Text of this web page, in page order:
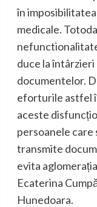
în
medicale.
duce la
documentelor.
eforturile astfel
aceste
persoanele care
transmite
evita
Ecaterina
Hunedoara.